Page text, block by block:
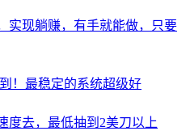
实现躺赚，有手就能做，只要
！最稳定的系统超级好
度去，最低抽到2美刀以上